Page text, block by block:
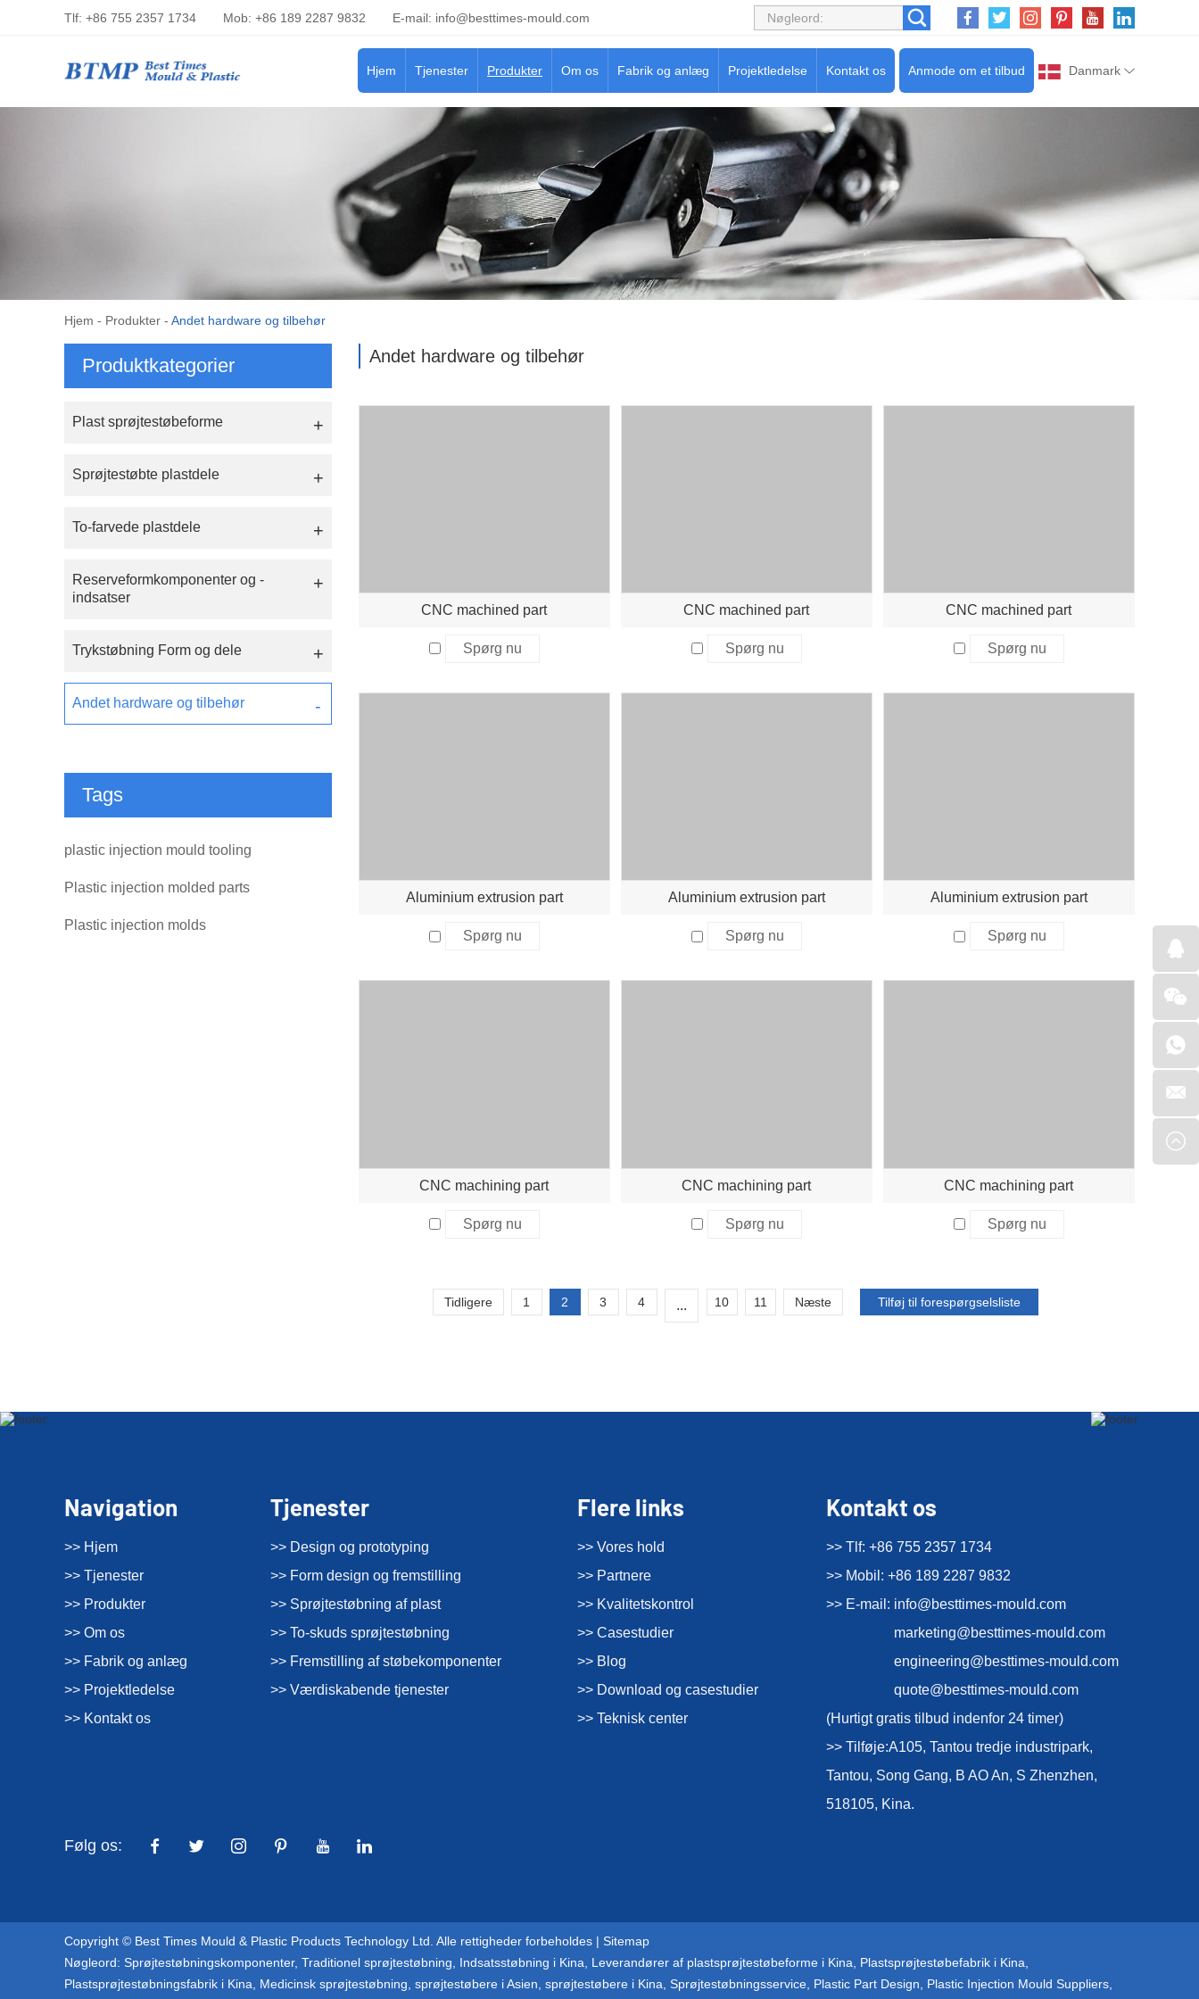
Tlf: +86 755 2357 1734 Mob: +86 189 2287 9832 E-mail: info@besttimes-mould.com
Danmark
Anmode om et tilbud
Hjem Tjenester Produkter Om os Fabrik og anlæg Projektledelse Kontakt os
Hjem - Produkter - Andet hardware og tilbehør
Andet hardware og tilbehør
CNC machined part
Spørg nu
CNC machined part
Spørg nu
CNC machined part
Spørg nu
Aluminium extrusion part
Spørg nu
Aluminium extrusion part
Spørg nu
Aluminium extrusion part
Spørg nu
CNC machining part
Spørg nu
CNC machining part
Spørg nu
CNC machining part
Spørg nu
Tidligere 1 2 3 4 ... 10 11 Næste
Produktkategorier
Plast sprøjtestøbeforme
Sprøjtestøbte plastdele
To-farvede plastdele
Reserveformkomponenter og -
indsatser
Trykstøbning Form og dele
Andet hardware og tilbehør
Tags
plastic injection mould tooling
Plastic injection molded parts
Plastic injection molds
Navigation
>> Hjem
>> Tjenester
>> Produkter
>> Om os
>> Fabrik og anlæg
>> Projektledelse
>> Kontakt os
Tjenester
>> Design og prototyping
>> Form design og fremstilling
>> Sprøjtestøbning af plast
>> To-skuds sprøjtestøbning
>> Fremstilling af støbekomponenter
>> Værdiskabende tjenester
Flere links
>> Vores hold
>> Partnere
>> Kvalitetskontrol
>> Casestudier
>> Blog
>> Download og casestudier
>> Teknisk center
Kontakt os
>> Tlf: +86 755 2357 1734
>> Mobil: +86 189 2287 9832
>> E-mail: info@besttimes-mould.com
marketing@besttimes-mould.com
engineering@besttimes-mould.com
quote@besttimes-mould.com
(Hurtigt gratis tilbud indenfor 24 timer)
>> Tilføje:A105, Tantou tredje industripark,
Tantou, Song Gang, B AO An, S Zhenzhen,
518105, Kina.
Følg os:
Copyright © Best Times Mould & Plastic Products Technology Ltd. Alle rettigheder forbeholdes | Sitemap
Nøgleord: Sprøjtestøbningskomponenter, Traditionel sprøjtestøbning Indsatsstøbning i Kina Leverandører af plastsprøjtestøbeforme i Kina Plastsprøjtestøbefabrik i Kina
Plastsprøjtestøbningsfabrik i Kina
Medicinsk sprøjtestøbning sprøjtestøbere i Asien sprøjtestøbere i Kina Sprøjtestøbningsservice Plastic Part Design Plastic Injection Mould Suppliers